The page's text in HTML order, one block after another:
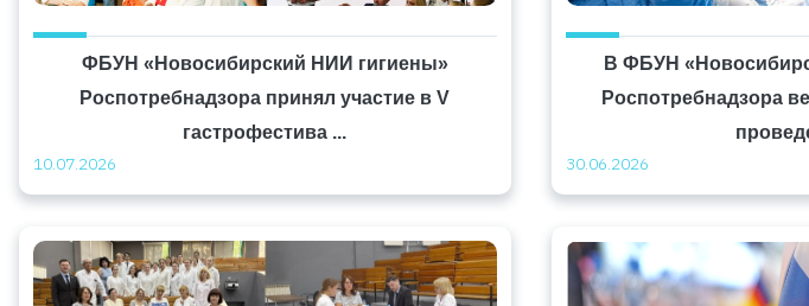
ФБУН «Новосибирский НИИ гигиены»
Роспотребнадзора принял участие в V
гастрофестива ...
10.07.2026
В ФБУН
Роспотребнадзора
30.06.2026